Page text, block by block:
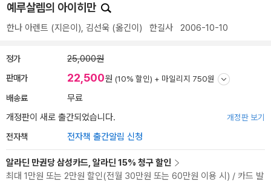
예루살렘의 아이히만
한나 아렌트 (지은이), 김선욱 (옮긴이) 한길사 2006-10-10
정가 25,000원
판매가 22,500원 (10% 할인) + 마일리지 750원
배송료
무료
개정판이 새로 출간되었습니다.
개정판 보기
전자책 전자책 출간알림 신청
알라딘 만권당 삼성카드, 알라딘 15% 청구 할인
최대 1만원 또는 2만원 할인(전월 30만원 또는 60만원 이용 시) / 카드 발